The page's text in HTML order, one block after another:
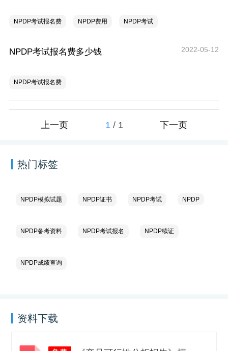
NPDP考试报名费 NPDP费用 NPDP考试
NPDP考试报名费多少钱 2022-05-12
NPDP考试报名费
上一页 1 / 1 下一页
热门标签
NPDP模拟试题 NPDP证书 NPDP考试 NPDP
NPDP备考资料 NPDP考试报名 NPDP续证
NPDP成绩查询
资料下载